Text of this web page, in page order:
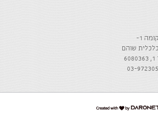
דיגיטל